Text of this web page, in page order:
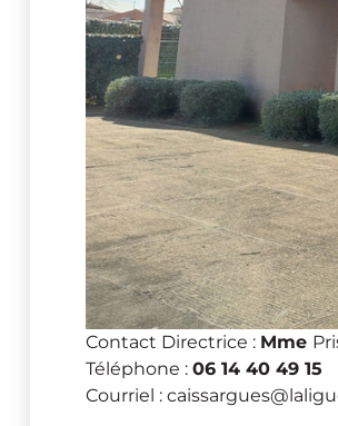
Contact Directrice : Mme
Téléphone : 06 14 40 49 15
Courriel :